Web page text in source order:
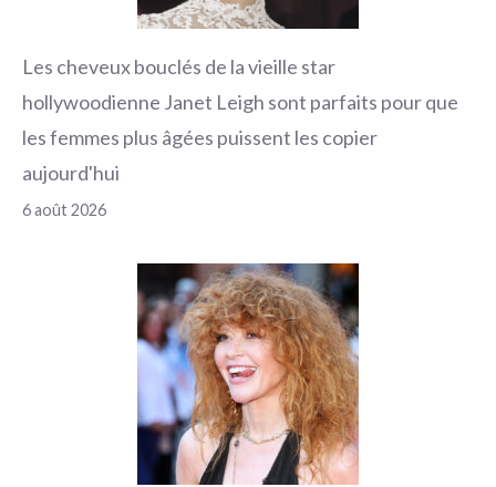
Les cheveux bouclés de la vieille star
hollywoodienne Janet Leigh sont parfaits pour que
les femmes plus âgées puissent les copier
aujourd'hui
6 août 2026